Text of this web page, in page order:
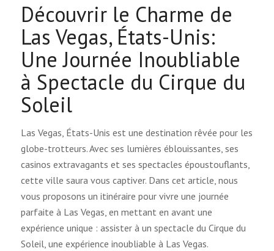
Découvrir le Charme de
Las Vegas, États-Unis:
Une Journée Inoubliable
à Spectacle du Cirque du
Soleil
Las Vegas, États-Unis est une destination rêvée pour les
globe-trotteurs. Avec ses lumières éblouissantes, ses
casinos extravagants et ses spectacles époustouflants,
cette ville saura vous captiver. Dans cet article, nous
vous proposons un itinéraire pour vivre une journée
parfaite à Las Vegas, en mettant en avant une
expérience unique : assister à un spectacle du Cirque du
Soleil, une expérience inoubliable à Las Vegas.